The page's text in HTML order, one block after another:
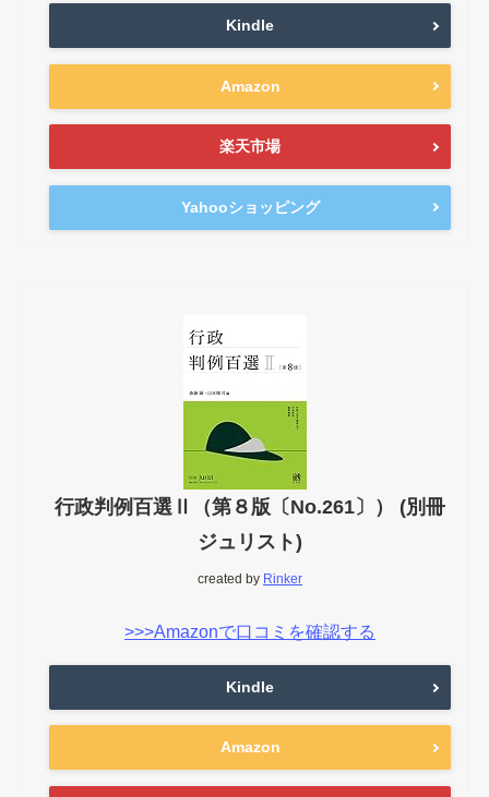
Kindle
Amazon
楽天市場
Yahooショッピング
行政判例百選Ⅱ（第８版〔No.261〕） (別冊
ジュリスト)
created by Rinker
>>>Amazonで口コミを確認する
Kindle
Amazon